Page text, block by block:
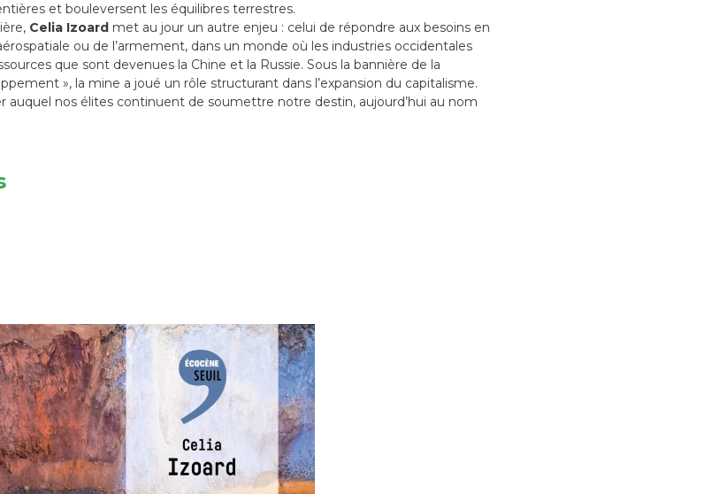
et bouleversent les équilibres terrestres.
Celia Izoardmet au jour un autre enjeu : celui de répondre aux besoins en
ou de l’armement, dans un monde où les industries occidentales
que sont devenues la Chine et la Russie. Sous la bannière de la
», la mine a joué un rôle structurant dans l’expansion du capitalisme.
nos élites continuent de soumettre notre destin, aujourd’hui au nom